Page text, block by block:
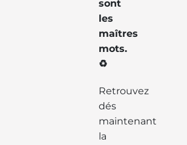
sont
les
maîtres
mots.
♻️
Retrouvez
dés
maintenant
la